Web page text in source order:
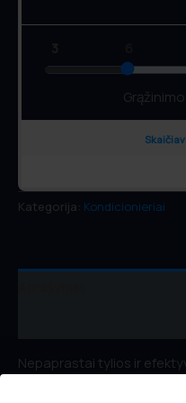
Kategorija: Kondicionieriai
Nepaprastai tylios ir